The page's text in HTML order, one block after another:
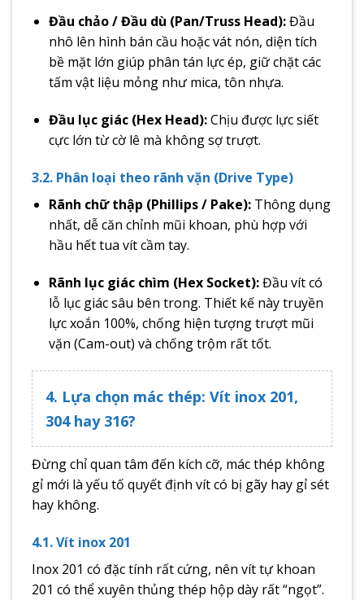
Đầu chảo / Đầu dù (Pan/Truss Head):Đầu
nhô lên hình bán cầu hoặc vát nón, diện tích
bề mặt lớn giúp phân tán lực ép, giữ chặt các
tấm vật liệu mỏng như mica, tôn nhựa.
Đầu lục giác (Hex Head):Chịu được lực siết
cực lớn từ cờ lê mà không sợ trượt.
3.2. Phân loại theo rãnh vặn (Drive Type)
Rãnh chữ thập (Phillips / Pake):Thông dụng
nhất, dễ căn chỉnh mũi khoan, phù hợp với
hầu hết tua vít cầm tay.
Rãnh lục giác chìm (Hex Socket):Đầu vít có
lỗ lục giác sâu bên trong. Thiết kế này truyền
lực xoắn 100%, chống hiện tượng trượt mũi
vặn (Cam-out) và chống trộm rất tốt.
4. Lựa chọn mác thép: Vít inox 201,
304 hay 316?
Đừng chỉ quan tâm đến kích cỡ, mác thép không
gỉ mới là yếu tố quyết định vít có bị gãy hay gỉ sét
hay không.
4.1. Vít inox 201
Inox 201 có đặc tính rất cứng, nên vít tự khoan
201 có thể xuyên thủng thép hộp dày rất “ngọt”.